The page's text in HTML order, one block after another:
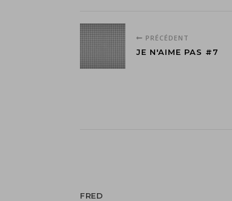
PRÉCÉDENT
JE N'AIME PAS #7
FRED